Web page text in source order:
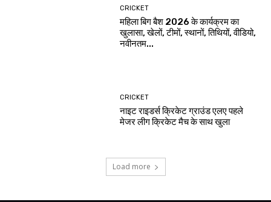
CRICKET
महिला बिग बैश 2026 के कार्यक्रम का
खुलासा, खेलों, टीमों, स्थानों, तिथियों, वीडियो,
नवीनतम...
CRICKET
नाइट राइडर्स क्रिकेट ग्राउंड एलए पहले
मेजर लीग क्रिकेट मैच के साथ खुला
Load more